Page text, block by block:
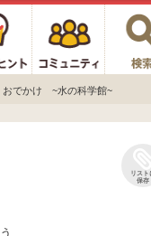
おでかけ ~水の科学館~
リスト
保存